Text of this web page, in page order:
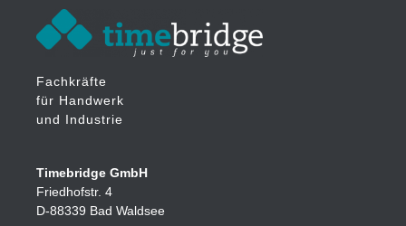
Fachkräfte
für Handwerk
und Industrie
Timebridge GmbH
Friedhofstr. 4
D-88339 Bad Waldsee